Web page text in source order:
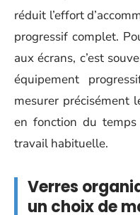
réduit l’effort
progressif complet.
aux écrans, c’est
équipement
mesurer précisément
en fonction du
travail habituelle.
Verres
un choix de